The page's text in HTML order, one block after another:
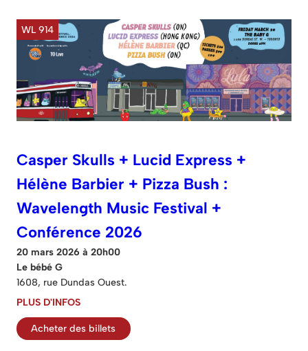
WL 914
Casper Skulls + Lucid Express +
Hélène Barbier + Pizza Bush :
Wavelength Music Festival +
Conférence 2026
20 mars 2026 à 20h00
Le bébé G
1608, rue Dundas Ouest.
PLUS D'INFOS
Acheter des billets